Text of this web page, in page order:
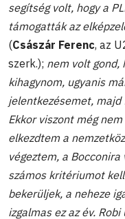
segítség volt, hogy a
támogatták az
(Császár Ferenc, az
szerk.); nem volt gond,
kihagynom, ugyanis
jelentkezésemet,
Ekkor viszont még
elkezdtem a
végeztem, a
számos kritériumot
bekerüljek, a neheze
izgalmas ez az év.